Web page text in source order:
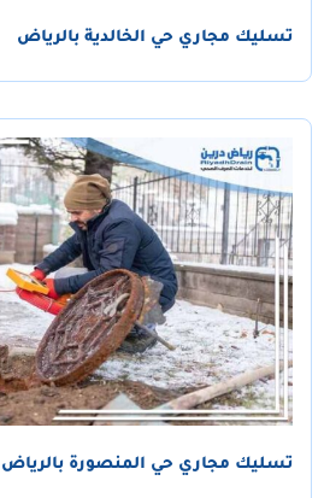
تسليك مجاري حي الخالدية بالرياض
تسليك مجاري حي المنصورة بالرياض